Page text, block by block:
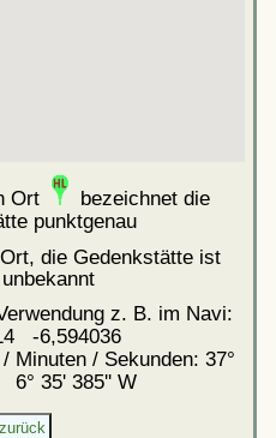
Ort
bezeichnet die
punktgenau
die Gedenkstätte ist
z. B. im Navi:
-6,594036
Minuten / Sekunden: 37°
6° 35' 385'' W